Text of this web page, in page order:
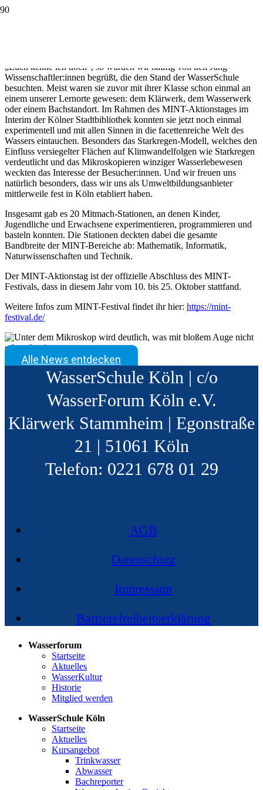
„Euch kenne ich doch“, so wurden wir häufig von den Jung-
Wissenschaftler:innen begrüßt, die den Stand der WasserSchule
besuchten. Meist waren sie zuvor mit ihrer Klasse schon einmal an
einem unserer Lernorte gewesen: dem Klärwerk, dem Wasserwerk
oder einem Bachstandort. Im Rahmen des MINT-Aktionstages im
Interim der Kölner Stadtbibliothek konnten sie jetzt noch einmal
experimentell und mit allen Sinnen in die facettenreiche Welt des
Wassers eintauchen. Besonders das Starkregen-Modell, welches den
Einfluss versiegelter Flächen auf Klimwandelfolgen wie Starkregen
verdeutlicht und das Mikroskopieren winziger Wasserlebewesen
weckten das Interesse der Besucher:innen. Und wir freuen uns
natürlich besonders, dass wir uns als Umweltbildungsanbieter
mittlerweile fest in Köln etabliert haben.
Insgesamt gab es 20 Mitmach-Stationen, an denen Kinder,
Jugendliche und Erwachsene experimentieren, programmieren und
basteln konnten. Die Stationen deckten dabei die gesamte
Bandbreite der MINT-Bereiche ab: Mathematik, Informatik,
Naturwissenschaften und Technik.
Der MINT-Aktionstag ist der offizielle Abschluss des MINT-
Festivals, dass in diesem Jahr vom 10. bis 25. Oktober stattfand.
Weitere Infos zum MINT-Festival findet ihr hier: https://mint-
festival.de/
Alle News entdecken
WasserSchule Köln | c/o
WasserForum Köln e.V.
Klärwerk Stammheim | Egonstraße
21 | 51061 Köln
Telefon: 0221 678 01 29
AGB
Datenschutz
Impressum
Barrierefreiheitserklärung
Wasserforum
Startseite
Aktuelles
WasserKultur
Historie
Mitglied werden
WasserSchule Köln
Startseite
Aktuelles
Kursangebot
Trinkwasser
Abwasser
Bachreporter